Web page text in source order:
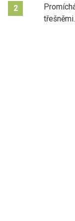
2
třešněmi.